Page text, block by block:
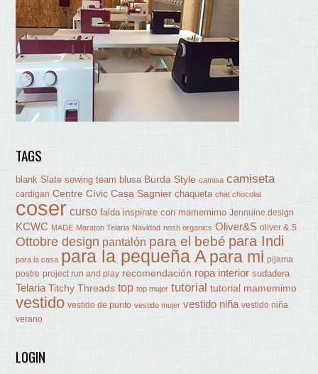
TAGS
blank Slate sewing team blusa Burda Style camisa camiseta
cardigan Centre Cívic Casa Sagnier chaqueta chat chocolat
coser curso falda inspirate con mamemimo Jennuine design
KCWC MADE Maraton Telaria Navidad nosh organics Oliver&S oliver & S
Ottobre design pantalón para el bebé para Indi
para la casa para la pequeña A para mi pijama
postre project run and play recomendación ropa interior sudadera
Telaria Titchy Threads top top mujer tutorial tutorial mamemimo
vestido vestido de punto vestido mujer vestido niña vestido niña
verano
LOGIN